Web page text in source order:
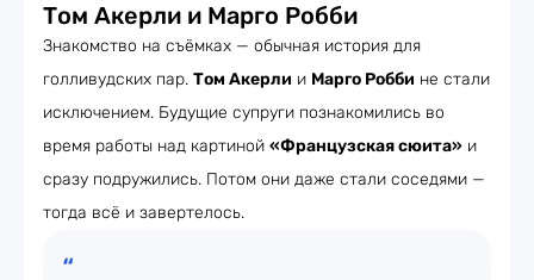
Том Акерли и Марго Робби
Знакомство на съёмках — обычная история для
голливудских пар. Том Акерли и Марго Робби не стали
исключением. Будущие супруги познакомились во
время работы над картиной «Французская сюита» и
сразу подружились. Потом они даже стали соседями —
тогда всё и завертелось.